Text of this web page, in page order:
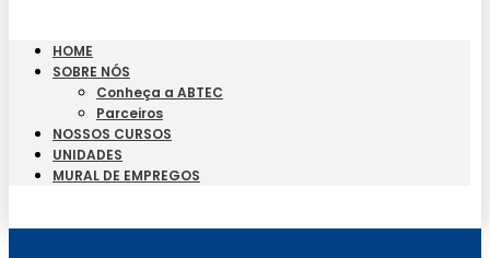
HOME
SOBRE NÓS
Conheça a ABTEC
Parceiros
NOSSOS CURSOS
UNIDADES
MURAL DE EMPREGOS